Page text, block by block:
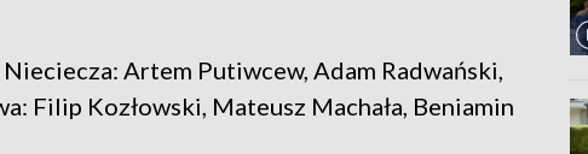
Artem Putiwcew, Adam Radwański,
Filip Kozłowski, Mateusz Machała, Beniamin